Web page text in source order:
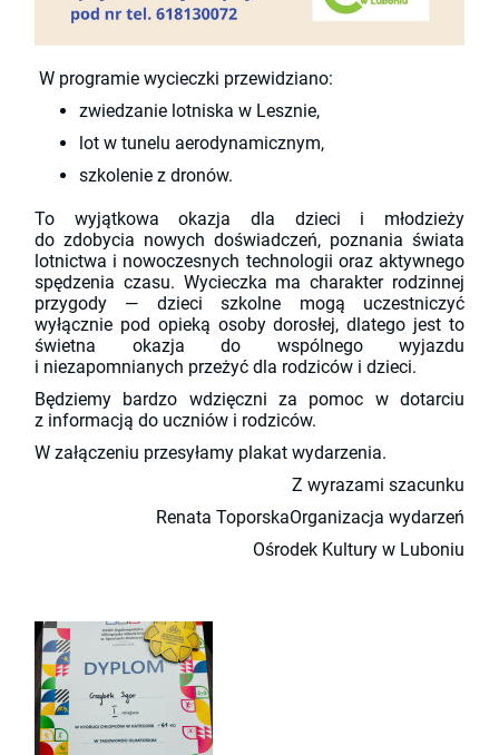
W programie wycieczki przewidziano:
zwiedzanie lotniska w Lesznie,
lot w tunelu aerodynamicznym,
szkolenie z dronów.
To wyjątkowa okazja dla dzieci i młodzieży
do zdobycia nowych doświadczeń, poznania świata
lotnictwa i nowoczesnych technologii oraz aktywnego
spędzenia czasu. Wycieczka ma charakter rodzinnej
przygody — dzieci szkolne mogą uczestniczyć
wyłącznie pod opieką osoby dorosłej, dlatego jest to
świetna okazja do wspólnego wyjazdu
i niezapomnianych przeżyć dla rodziców i dzieci.
Będziemy bardzo wdzięczni za pomoc w dotarciu
z informacją do uczniów i rodziców.
W załączeniu przesyłamy plakat wydarzenia.
Z wyrazami szacunku
Renata ToporskaOrganizacja wydarzeń
Ośrodek Kultury w Luboniu